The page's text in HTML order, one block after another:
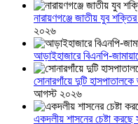
নারায়ণগঞ্জে জাতীয় যুব
২০২৬
আড়াইহাজারে বিএনপি-
সোনারগাঁয়ে দুটি
আগস্ট ২০২৬
একদলীয় শাসনের চেষ্টা করছে